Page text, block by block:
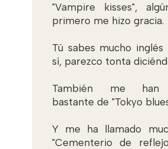
"Vampire kisses",
primero me hizo gracia.
Tú sabes mucho inglés
sí, parezco tonta
También me han
bastante de "Tokyo
Y me ha llamado
"Cementerio de